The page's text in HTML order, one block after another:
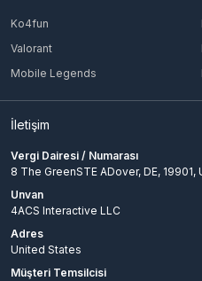
Ko4fun
Valorant
Mobile Legends
İletişim
Vergi Dairesi / Numarası
8 The GreenSTE ADover, DE, 19901,
Unvan
4ACS Interactive LLC
Adres
United States
Müşteri Temsilcisi